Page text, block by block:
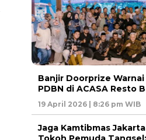
Banjir Doorprize Warnai
PDBN di ACASA Resto
19 April 2026 | 8:26 pm WIB
Jaga Kamtibmas Jakarta